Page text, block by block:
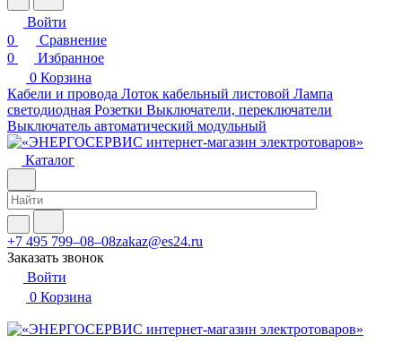
Войти
0
Сравнение
0
Избранное
0 Корзина
Кабели и провода Лоток кабельный листовой Лампа
светодиодная Розетки Выключатели, переключатели
Выключатель автоматический модульный
Каталог
+7 495 799–08–08zakaz@es24.ru
Заказать звонок
Войти
0 Корзина